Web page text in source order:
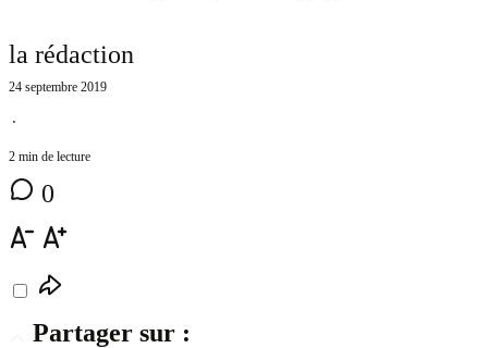
la rédaction
24 septembre 2019
⋅
2 min de lecture
0
Partager sur :